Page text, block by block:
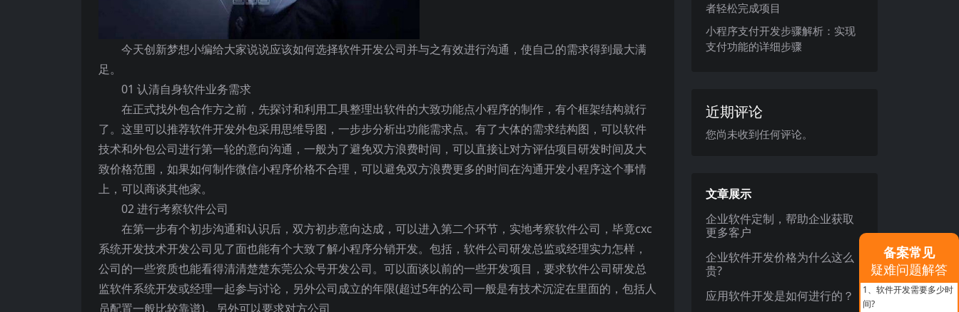
今天创新梦想小编给大家说说应该如何选择软件开发公司并与之有效进行沟通，使自己的需求得到最大满
足。
01 认清自身软件业务需求
在正式找外包合作方之前，先探讨和利用工具整理出软件的大致功能点小程序的制作，有个框架结构就行
了。这里可以推荐软件开发外包采用思维导图，一步步分析出功能需求点。有了大体的需求结构图，可以软件
技术和外包公司进行第一轮的意向沟通，一般为了避免双方浪费时间，可以直接让对方评估项目研发时间及大
致价格范围，如果如何制作微信小程序价格不合理，可以避免双方浪费更多的时间在沟通开发小程序这个事情
上，可以商谈其他家。
02 进行考察软件公司
在第一步有个初步沟通和认识后，双方初步意向达成，可以进入第二个环节，实地考察软件公司，毕竟cxc
系统开发技术开发公司见了面也能有个大致了解小程序分销开发。包括，软件公司研发总监或经理实力怎样，
公司的一些资质也能看得清清楚楚东莞公众号开发公司。可以面谈以前的一些开发项目，要求软件公司研发总
监软件系统开发或经理一起参与讨论，另外公司成立的年限(超过5年的公司一般是有技术沉淀在里面的，包括人
员配置一般比较靠谱)。另外可以要求对方公司
者轻松完成项目
小程序支付开发步骤解析：实现
支付功能的详细步骤
近期评论
您尚未收到任何评论。
文章展示
企业软件定制，帮助企业获取
更多客户
企业软件开发价格为什么这么
贵?
应用软件开发是如何进行的？
备案常见
疑难问题解答
1、 软件开发需要多少时
间?